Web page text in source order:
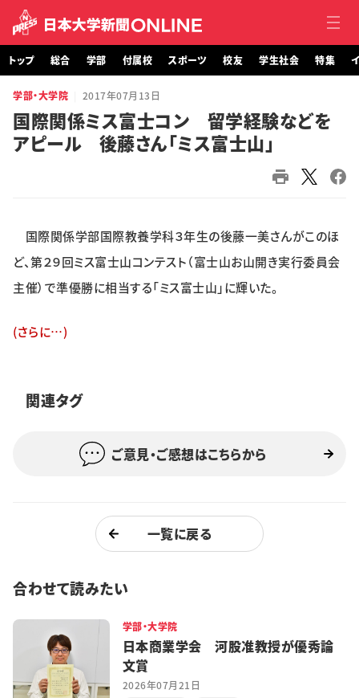
トップ
総合
スポーツ
学生社会
学生記者募集 お問い合わせ
トップ 総合 学部 付属校 スポーツ 校友 学生社会 特集
学部・大学院 2017年07月13日
国際関係ミス富士コン 留学経験などを
アピール 後藤さん「ミス富士山」
国際関係学部国際教養学科３年生の後藤一美さんがこのほ
ど、第２９回ミス富士山コンテスト（富士山お山開き実行委員会
主催）で準優勝に相当する「ミス富士山」に輝いた。
(さらに…)
関連タグ
ご意見・ご感想はこちらから
一覧に戻る
合わせて読みたい
学部・大学院
日本商業学会 河股准教授が優秀論
文賞
2026年07月21日